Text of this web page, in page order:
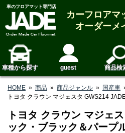
車のフロアマット専門店
カーフロアマ
オーダーメ
車種から探す guest 商品検
HOME » 商品 » 商品ジャンル » 国産車
トヨタ クラウン マジェスタ GWS214
トヨタ クラウン マジェ
ック・ブラック＆パープ